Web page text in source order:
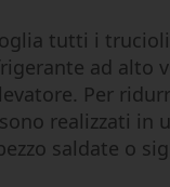
tutti i
ad alto
Per
realizzati in
saldate o